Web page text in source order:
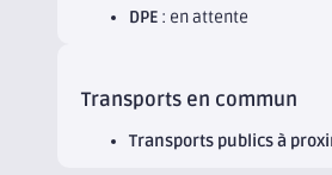
DPE : en attente
Transports en commun
Transports publics à